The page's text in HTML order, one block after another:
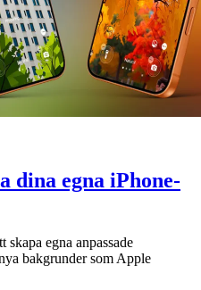
dina egna iPhone-
egna anpassade
bakgrunder som Apple